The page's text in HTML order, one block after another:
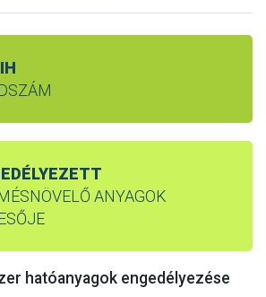
ANYAGOK
hatóanyagok engedélyezése